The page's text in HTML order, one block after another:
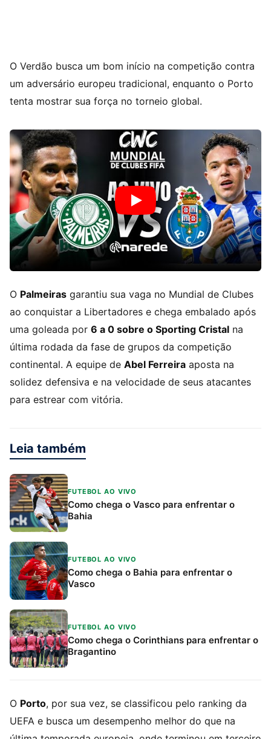
O Verdão busca um bom início na competição contra
um adversário europeu tradicional, enquanto o Porto
tenta mostrar sua força no torneio global.
O Palmeiras garantiu sua vaga no Mundial de Clubes
ao conquistar a Libertadores e chega embalado após
uma goleada por 6 a 0 sobre o Sporting Cristal na
última rodada da fase de grupos da competição
continental. A equipe de Abel Ferreira aposta na
solidez defensiva e na velocidade de seus atacantes
para estrear com vitória.
Leia também
FUTEBOL AO VIVO
Como chega o Vasco para enfrentar o
Bahia
FUTEBOL AO VIVO
Como chega o Bahia para enfrentar o
Vasco
FUTEBOL AO VIVO
Como chega o Corinthians para enfrentar o
Bragantino
O Porto, por sua vez, se classificou pelo ranking da
UEFA e busca um desempenho melhor do que na